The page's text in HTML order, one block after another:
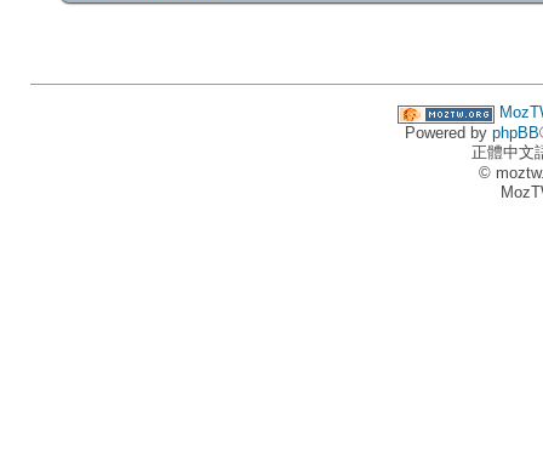
Powered by phpBB
正體中文
©